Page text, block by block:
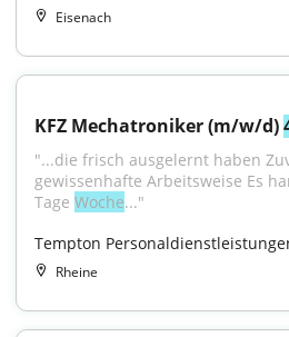
Eisenach
KFZ Mechatroniker (m/w/d)
"...die frisch ausgelernt haben
gewissenhafte Arbeitsweise Es
Tage Woche..."
Tempton
Rheine